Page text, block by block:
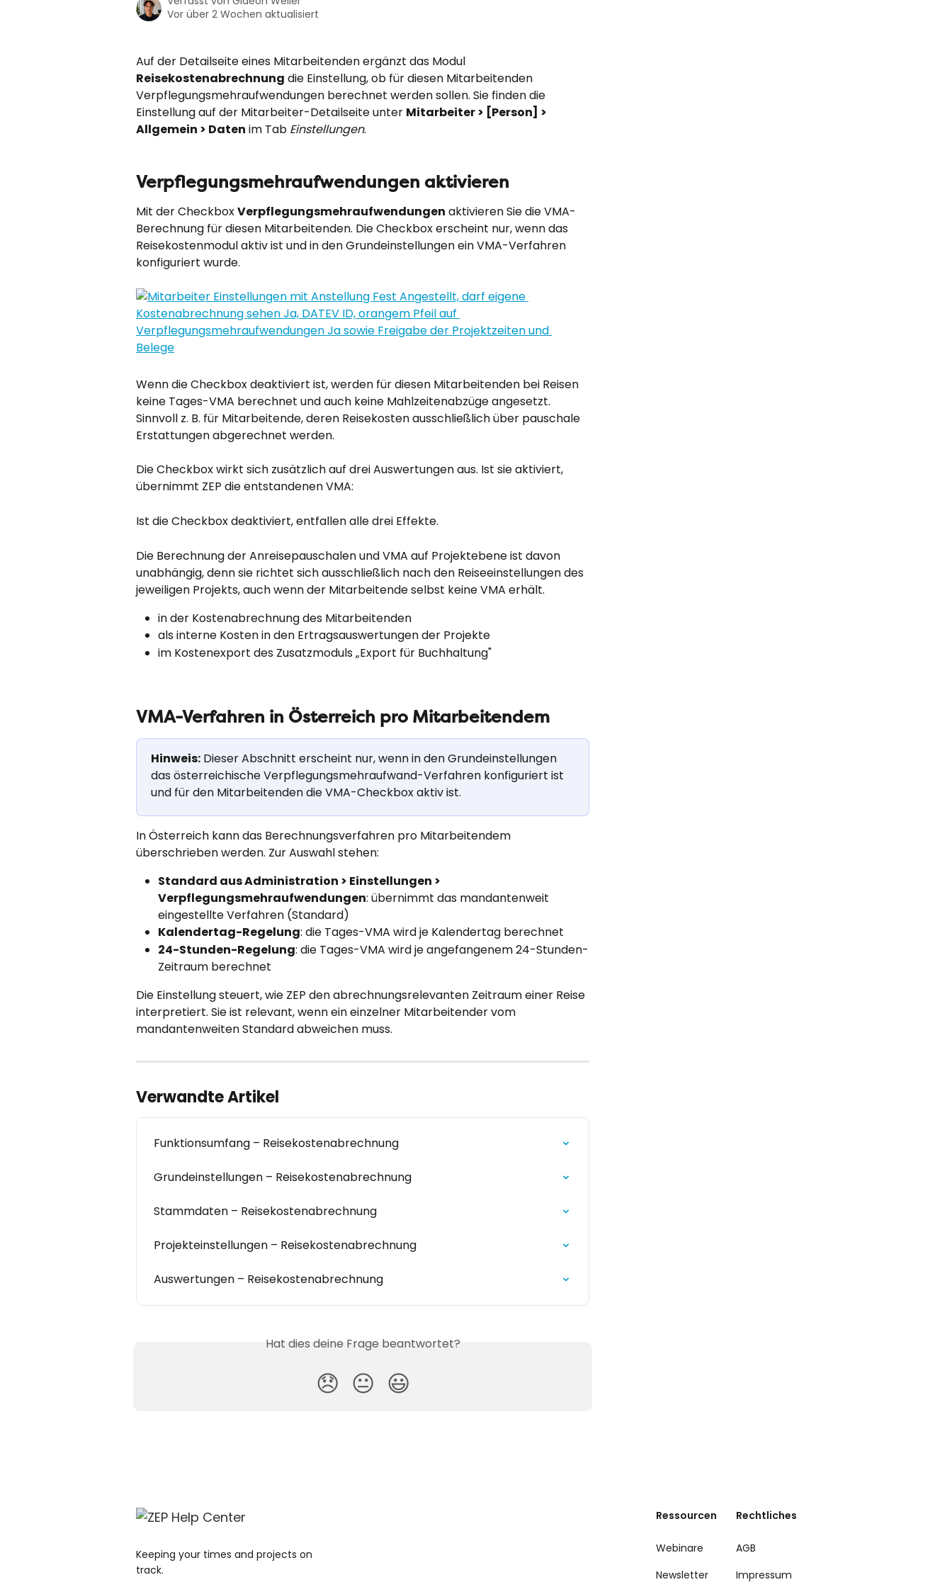
Vor über 2 Wochen aktualisiert
Auf der Detailseite eines Mitarbeitenden ergänzt das Modul
Reisekostenabrechnung die Einstellung, ob für diesen Mitarbeitenden
Verpflegungsmehraufwendungen berechnet werden sollen. Sie finden die
Einstellung auf der Mitarbeiter-Detailseite unter Mitarbeiter > [Person] >
Allgemein > Daten im Tab Einstellungen.
Verpflegungsmehraufwendungen aktivieren
Mit der Checkbox Verpflegungsmehraufwendungen aktivieren Sie die VMA-
Berechnung für diesen Mitarbeitenden. Die Checkbox erscheint nur, wenn das
Reisekostenmodul aktiv ist und in den Grundeinstellungen ein VMA-Verfahren
konfiguriert wurde.
Wenn die Checkbox deaktiviert ist, werden für diesen Mitarbeitenden bei Reisen
keine Tages-VMA berechnet und auch keine Mahlzeitenabzüge angesetzt.
Sinnvoll z. B. für Mitarbeitende, deren Reisekosten ausschließlich über pauschale
Erstattungen abgerechnet werden.
Die Checkbox wirkt sich zusätzlich auf drei Auswertungen aus. Ist sie aktiviert,
übernimmt ZEP die entstandenen VMA:
Ist die Checkbox deaktiviert, entfallen alle drei Effekte.
Die Berechnung der Anreisepauschalen und VMA auf Projektebene ist davon
unabhängig, denn sie richtet sich ausschließlich nach den Reiseeinstellungen des
jeweiligen Projekts, auch wenn der Mitarbeitende selbst keine VMA erhält.
in der Kostenabrechnung des Mitarbeitenden
als interne Kosten in den Ertragsauswertungen der Projekte
im Kostenexport des Zusatzmoduls „Export für Buchhaltung"
VMA-Verfahren in Österreich pro Mitarbeitendem
Hinweis: Dieser Abschnitt erscheint nur, wenn in den Grundeinstellungen
das österreichische Verpflegungsmehraufwand-Verfahren konfiguriert ist
und für den Mitarbeitenden die VMA-Checkbox aktiv ist.
In Österreich kann das Berechnungsverfahren pro Mitarbeitendem
überschrieben werden. Zur Auswahl stehen:
Standard aus Administration > Einstellungen >
Verpflegungsmehraufwendungen: übernimmt das mandantenweit
eingestellte Verfahren (Standard)
Kalendertag-Regelung: die Tages-VMA wird je Kalendertag berechnet
24-Stunden-Regelung: die Tages-VMA wird je angefangenem 24-Stunden-
Zeitraum berechnet
Die Einstellung steuert, wie ZEP den abrechnungsrelevanten Zeitraum einer Reise
interpretiert. Sie ist relevant, wenn ein einzelner Mitarbeitender vom
mandantenweiten Standard abweichen muss.
Verwandte Artikel
Funktionsumfang – Reisekostenabrechnung
Grundeinstellungen – Reisekostenabrechnung
Stammdaten – Reisekostenabrechnung
Projekteinstellungen – Reisekostenabrechnung
Auswertungen – Reisekostenabrechnung
Hat dies deine Frage beantwortet?
😞 😐 😃
Keeping your times and projects on
track.
Ressourcen
Webinare
Newsletter
Rechtliches
AGB
Impressum